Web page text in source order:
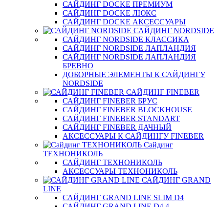
САЙДИНГ DOCKE ПРЕМИУМ
САЙДИНГ DOCKE ЛЮКС
САЙДИНГ DOCKE АКСЕССУАРЫ
САЙДИНГ NORDSIDE
САЙДИНГ NORDSIDE КЛАССИКА
САЙДИНГ NORDSIDE ЛАПЛАНДИЯ
САЙДИНГ NORDSIDE ЛАПЛАНДИЯ
БРЕВНО
ДОБОРНЫЕ ЭЛЕМЕНТЫ К САЙДИНГУ
NORDSIDE
САЙДИНГ FINEBER
САЙДИНГ FINEBER БРУС
САЙДИНГ FINEBER BLOCKHOUSE
САЙДИНГ FINEBER STANDART
САЙДИНГ FINEBER ДАЧНЫЙ
АКСЕССУАРЫ К САЙДИНГУ FINEBER
Сайдинг
ТЕХНОНИКОЛЬ
САЙДИНГ ТЕХНОНИКОЛЬ
АКСЕССУАРЫ ТЕХНОНИКОЛЬ
САЙДИНГ GRAND
LINE
САЙДИНГ GRAND LINE SLIM D4